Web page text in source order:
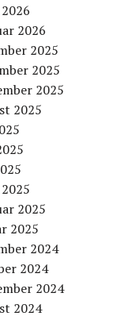
2026
2025
2025
2025
2025
2025
2025
2024
2024
2024
2024